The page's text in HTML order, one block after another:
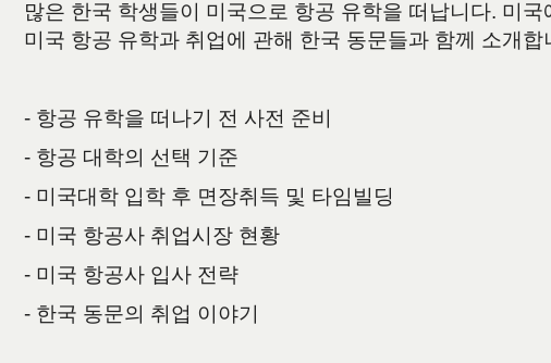
많은 한국 학생들이 미국으로 항공 유학을 떠납니다. 미
미국 항공 유학과 취업에 관해 한국 동문들과 함께 소개합
- 항공 유학을 떠나기 전 사전 준비
- 항공 대학의 선택 기준
- 미국대학 입학 후 면장취득 및 타임빌딩
- 미국 항공사 취업시장 현황
- 미국 항공사 입사 전략
- 한국 동문의 취업 이야기